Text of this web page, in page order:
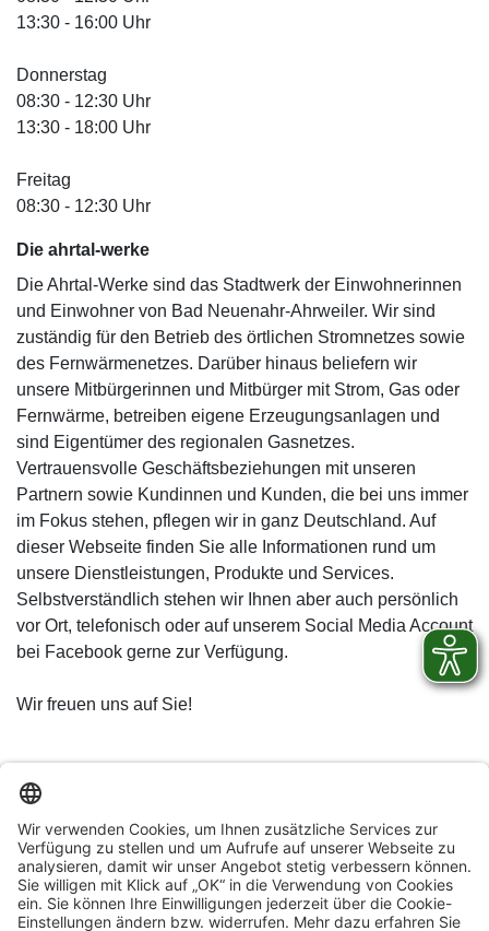
13:30 - 16:00 Uhr
Donnerstag
08:30 - 12:30 Uhr
13:30 - 18:00 Uhr
Freitag
08:30 - 12:30 Uhr
Die ahrtal-werke
Die Ahrtal-Werke sind das Stadtwerk der Einwohnerinnen
und Einwohner von Bad Neuenahr-Ahrweiler. Wir sind
zuständig für den Betrieb des örtlichen Stromnetzes sowie
des Fernwärmenetzes. Darüber hinaus beliefern wir
unsere Mitbürgerinnen und Mitbürger mit Strom, Gas oder
Fernwärme, betreiben eigene Erzeugungsanlagen und
sind Eigentümer des regionalen Gasnetzes.
Vertrauensvolle Geschäftsbeziehungen mit unseren
Partnern sowie Kundinnen und Kunden, die bei uns immer
im Fokus stehen, pflegen wir in ganz Deutschland. Auf
dieser Webseite finden Sie alle Informationen rund um
unsere Dienstleistungen, Produkte und Services.
Selbstverständlich stehen wir Ihnen aber auch persönlich
vor Ort, telefonisch oder auf unserem Social Media Account
bei Facebook gerne zur Verfügung.
Wir freuen uns auf Sie!
© Ahrtal-Werke GmbH